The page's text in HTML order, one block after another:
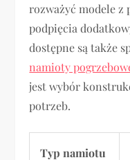
rozważyć modele z
podpięcia
dostępne są także
namioty
jest wybór
potrzeb.
Typ namiotu